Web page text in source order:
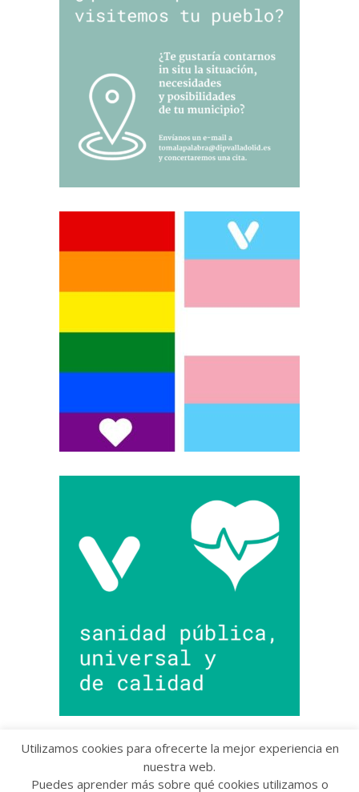
Copyright © 2022 Grupo Provincial Toma la Palabra
Utilizamos cookies para ofrecerte la mejor experiencia en
nuestra web.
Puedes aprender más sobre qué cookies utilizamos o